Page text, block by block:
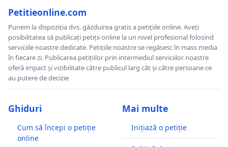
Petitieonline.com
Punem la dispoziția dvs. găzduirea gratis a petițiile online. Aveți
posibilitatea să publicați petiții online la un nivel profesional folosind
serviciile noastre dedicate. Petițiile noastre se regăsesc în mass media
în fiecare zi. Publicarea petițiilor prin intermediul serviciilor noastre
oferă impact și vizibilitate către publicul larg cât și către persoane ce
au putere de decizie
Ghiduri
Cum să începi o petiție
online
Mai multe
Inițiază o petiție